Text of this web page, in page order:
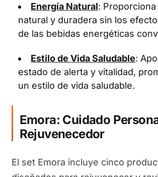
Energía Natural:
natural y duradera sin los
de las bebidas energéticas
Estilo de Vida Saludable:
estado de alerta y vitalidad,
un estilo de vida saludable.
Emora: Cuidado
Rejuvenecedor
El set Emora incluye cinco